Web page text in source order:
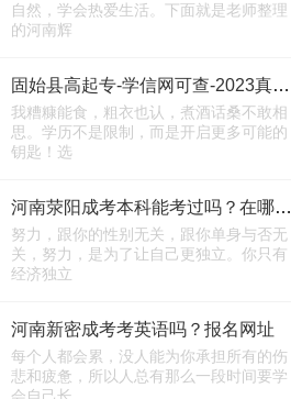
自然，学会热爱生活。下面就是老师整理
的河南辉
固始县高起专-学信网可查-2023真题模拟
我糟糠能食，粗衣也认，煮酒话桑不敢相
思。学历不是限制，而是开启更多可能的
钥匙！选
河南荥阳成考本科能考过吗？在哪报名
努力，跟你的性别无关，跟你单身与否无
关，努力，是为了让自己更独立。你只有
经济独立
河南新密成考考英语吗？报名网址
每个人都会累，没人能为你承担所有的伤
悲和疲惫，所以人总有那么一段时间要学